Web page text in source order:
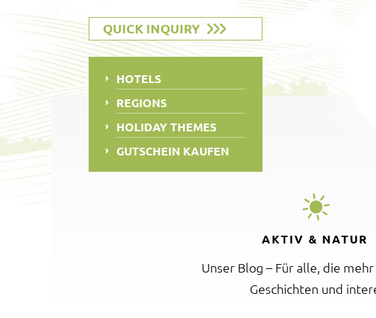
AKTIV & NATUR
Unser Blog – Für alle, die
Geschichten und
QUICK INQUIRY
HOTELS
REGIONS
HOLIDAY THEMES
GUTSCHEIN KAUFEN